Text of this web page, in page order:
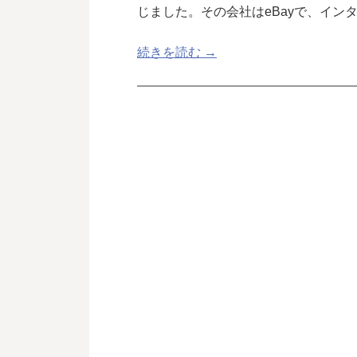
じました。その会社はeBayで、イン
続きを読む →